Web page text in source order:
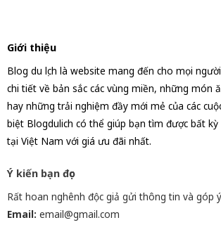
Giới thiệu
Blog du lịch là website mang đến cho mọi
chi tiết về bản sắc các vùng miền, những món
hay những trải nghiệm đầy mới mẻ của các
biệt Blogdulich có thể giúp bạn tìm được bất
tại Việt Nam với giá ưu đãi nhất.
Ý kiến bạn đọc
Rất hoan nghênh độc giả gửi thông tin và góp
Email: email@gmail.com